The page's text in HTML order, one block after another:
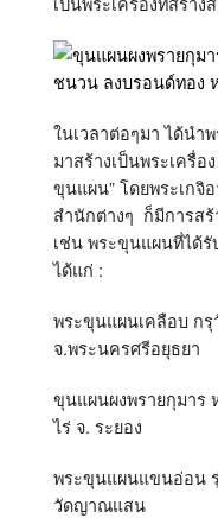
ในเวลาต่อๆมา ได้น
มาสร้างเป็นพระเครื่อ
ขุนแผน” โดยพระเกจิ
สำนักต่างๆ ก็มีการส
เช่น พระขุนแผนที่ได้
ได้แก่ :
พระขุนแผนเคลือบ ก
จ.พระนครศรีอยุธยา
ขุนแผนผงพรายกุมาร
ไร่ จ. ระยอง
พระขุนแผนแขนอ่อน
วัดญาณแสน